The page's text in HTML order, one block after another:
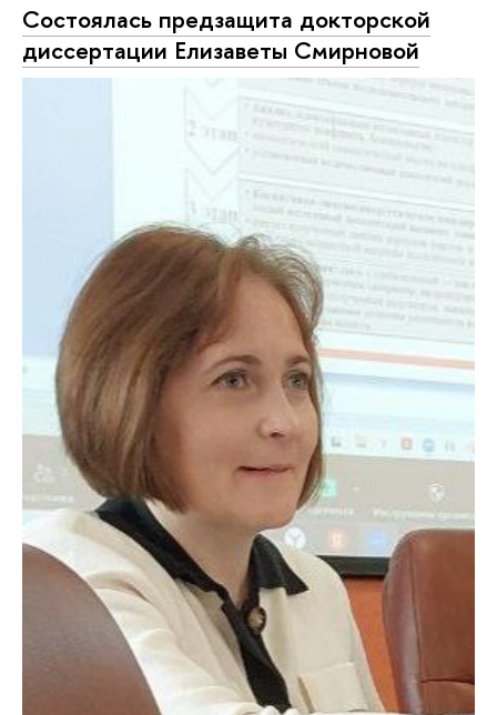
Состоялась предзащита докторской
диссертации Елизаветы Смирновой